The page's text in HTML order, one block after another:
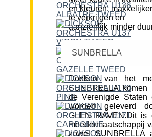
en kleuren, makkelijker
te verkrijgen en
aanzienlijk minder
SUNBRELLA
Doeken van het
SUNBRELLA komen
de Verenigde Staten
worden geleverd
GLEN RAVEN.Dit is
moedermaatschappij
zowel SUNBRELLA